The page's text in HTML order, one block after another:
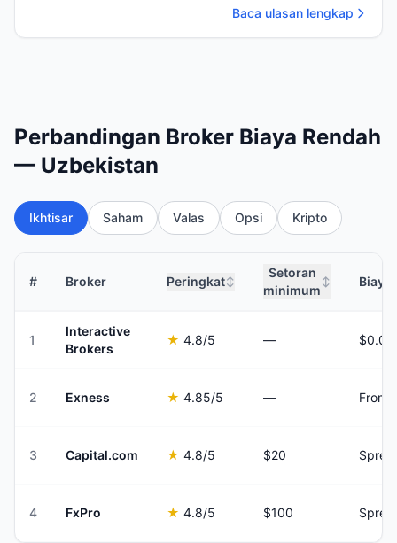
Baca ulasan lengkap
Perbandingan Broker Biaya Rendah
— Uzbekistan
Ikhtisar Saham Valas Opsi Kripto
# Broker Peringkat↕
Setoran
minimum
↕ Biaya
1
Interactive
Brokers
★ 4.8/5 —
2 Exness ★ 4.85/5 — From
3 Capital.com ★ 4.8/5 $20
4 FxPro ★ 4.8/5 $100